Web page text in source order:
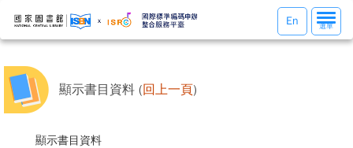
選
單
選單
En
顯示書目資料 (回上一頁)
顯示書目資料